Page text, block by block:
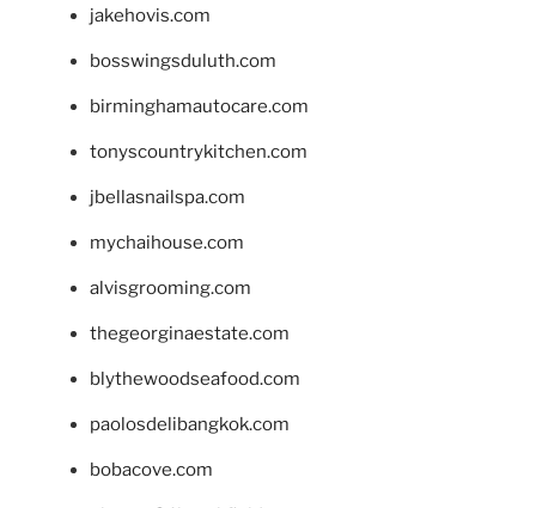
jakehovis.com
bosswingsduluth.com
birminghamautocare.com
tonyscountrykitchen.com
jbellasnailspa.com
mychaihouse.com
alvisgrooming.com
thegeorginaestate.com
blythewoodseafood.com
paolosdelibangkok.com
bobacove.com